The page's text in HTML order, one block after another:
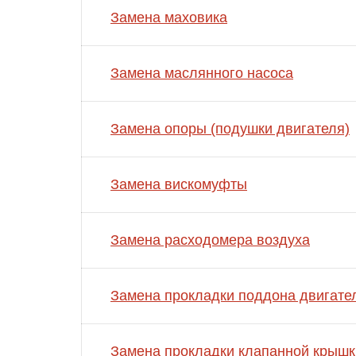
Замена маховика
Замена маслянного насоса
Замена опоры (подушки двигателя)
Замена вискомуфты
Замена расходомера воздуха
Замена прокладки поддона
Замена прокладки клапанной